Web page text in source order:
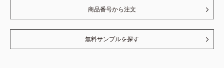
商品番号から注文
無料サンプルを探す